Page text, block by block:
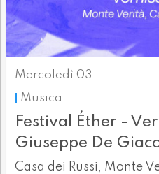
Mercoledì 03
Musica
Festival Éther -
Giuseppe De
Casa dei Russi, Monte